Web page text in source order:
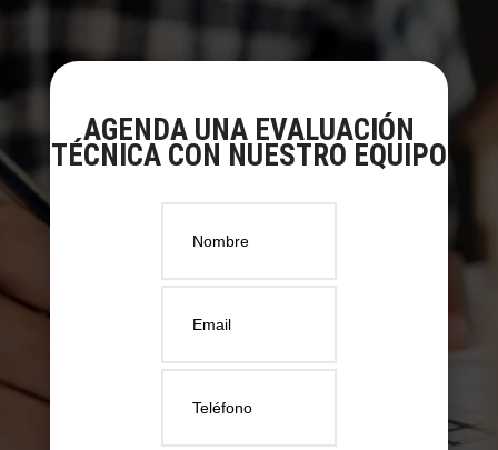
AGENDA UNA EVALUACIÓN
TÉCNICA CON NUESTRO EQUIPO